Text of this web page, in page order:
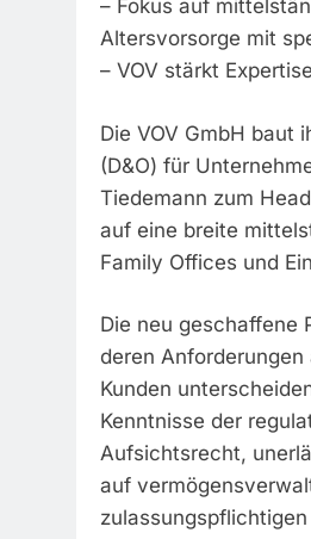
– Fokus auf
Altersvorsorge mit
– VOV stärkt
Die VOV GmbH baut
(D&O) für
Tiedemann zum
auf eine breite
Family Offices und
Die neu geschaffene
deren
Kunden
Kenntnisse der
Aufsichtsrecht,
auf